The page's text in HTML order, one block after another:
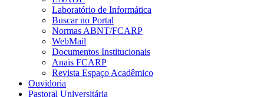
Laboratório de Informática
Buscar no Portal
Normas ABNT/FCARP
WebMail
Documentos Institucionais
Anais FCARP
Revista Espaço Acadêmico
Ouvidoria
Pastoral Universitária